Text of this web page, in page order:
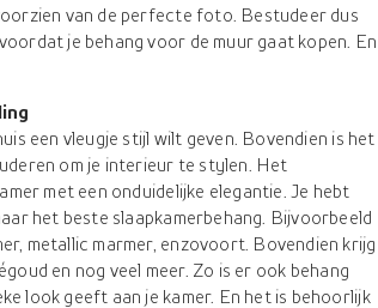
van de perfecte foto. Bestudeer dus
je behang voor de muur gaat kopen. En
een vleugje stijl wilt geven. Bovendien is het
om je interieur te stylen. Het
met een onduidelijke elegantie. Je hebt
het beste slaapkamerbehang. Bijvoorbeeld
metallic marmer, enzovoort. Bovendien krijg
en nog veel meer. Zo is er ook behang
look geeft aan je kamer. En het is behoorlijk